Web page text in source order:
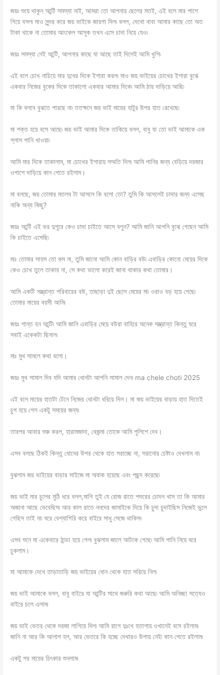
জয়ঃ শুয়ে থাকুন আন্টি সমস্যা নাই, আমরা তো আপনার ছেলের মতই, এই বলে মার পাশে
গিয়ে বসল৷ মাও সুন্দর করে জয় ভাইকে জায়গা দিল৷ বলল, দেখো বাবা আমার কাছে তো অত
টাকা থাকে না তোমার আংকেল আসুক তখন এসে চাদা নিয়ে যেও৷
জয়ঃ সমস্যা নেই আন্টি, আপনার কাছে যা আছে তাই দিলেই আমি খুশি৷
এই বলে চোখ নাচিয়ে মার দুধের দিকে ইশারা করল৷ মাও জয় ভাইয়ের চোখের ইশারা বুঝে
একবার নিজের বুকের দিকে তাকালো একবার আমার দিকে৷ আমি ঠায় দাড়িয়ে আছি৷
মা কি বলবে বুঝতে পারছে না৷ ততক্ষনে জয় ভাই মায়ের হাটুর উপর হাত রেখেছে৷
মা শক্ত হয়ে বসে আছে৷ জয় ভাই আমার দিকে তাকিয়ে বলল, বাবু যা তো ভাই আমাকে এক
গ্লাস পানি খাওয়া৷
আমি মার দিকে তাকালাম, মা চোখের ইশারায় সম্মতি দিল৷ আমি পানির জন্য বেড়িয়ে দরজার
ওপাশে দাড়িয়ে কান পেতে রইলাম।
মা বলছে, জয় তোমার মতলব টা আসলে কি বলো তো? তুমি কি আসলেই চাদার জন্য এসেছ
নাকি অন্য কিছু?
জয়ঃ আন্টি এই ভর দুপুরে কেও চাদা চাইতে আসে বলুন? আমি জানি আপনি বুঝে গেছেন আমি
কি চাইতে এসেছি৷
মাঃ তোমার সাহস তো কম না, তুমি জানো আমি কোন বাড়ির বউ৷ এবাড়ির কোনো মেয়ের দিকে
কেও চোখ তুলে তাকায় না, সে কথা ভালো করেই জানা থাকার কথা তোমার।
আমি একটি সম্ভ্রান্ত পরিবারের বউ, তাছাড়া দুই ছেলে মেয়ের মা৷ ওরাও বড় হয়ে গেছে৷
তোমার মায়ের বয়সী আমি৷
জয়ঃ শান্ত হন আন্টি৷ আমি জানি এবাড়ির মেয়ে বউরা বাহিরে অনেক সম্ভ্রান্ত কিন্তু ঘরে
সবাই একেকটা ছিনাল৷
মাঃ মুখ সামলে কথা বলো।
জয়ঃ মুখ সামাল দিব যদি আমার ধোনটা আপনি সামাল দেন৷ ma chele choti 2025
এই বলে মায়ের হাতটা টেনে নিজের ধোনটা ধরিয়ে দিল। মা জয় ভাইয়ের বাড়ায় হাত দিতেই
চুপ হয়ে গেল একটু সময়ের জন্য৷
তারপর আবার শুরু করল, হারামজাদা, বেজন্মা তোকে আমি পুলিশে দেব।
এসব বলছে ঠিকই কিন্তু ধোনের উপর থেকে হাত সরাচ্ছে না, সরানোর চেষ্টাও দেখলাম না৷
বুঝলাম জয় ভাইয়ের বাড়ার সাইজে মা অবাক হয়েছে এবং পছন্দ করেছে৷
জয় ভাই মার চুলের মুঠি ধরে বলল,মাগি তুই যে রোজ রাতে শশুরের চোদন খাস তা কি আমার
অজানা আছে ভেবেছিস৷ আর কাল রাতে ননদের জামাইকে দিয়ে কি চুদা চুদাইছিস নিজেই ভুলে
গেছিস তাই না৷ ঘরে বেশ্যাগিরি করে বাইরে সাধু সেজে থাকিস৷
এসব শুনে মা একেবারে ঠান্ডা হয়ে গেল৷ বুঝলাম জালে আটকে গেছে৷ আমি পানি নিয়ে ঘরে
ঢুকলাম।
মা আমাকে দেখে তাড়াতাড়ি জয় ভাইয়ের ধোন থেকে হাত সরিয়ে নিল৷
জয় ভাই আমাকে বলল, বাবু বাইরে যা আন্টির সাথে জরুরি কথা আছে৷ আমি অনিচ্ছা সত্যেও
বাইরে চলে এলাম৷
জয় ভাই ভেতর থেকে দরজা লাগিয়ে দিল৷ আমি রাগে দুঃখে হতাশায় ওখানেই বসে রইলাম৷
জানি না আর কি আলাপ হল, আর ভেতরে কি হচ্ছে দেখারও উপায় নেই৷ কান পেতে রইলাম৷
একটু পর মায়ের চিৎকার শুনলাম৷